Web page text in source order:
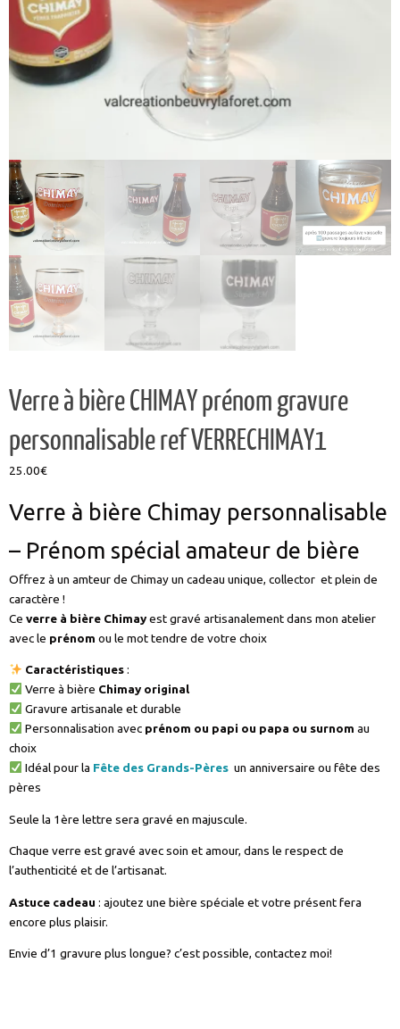
Verre à bière CHIMAY prénom gravure
personnalisable ref VERRECHIMAY1
25.00€
Verre à bière Chimay personnalisable
– Prénom spécial amateur de bière
Offrez à un amteur de Chimay un cadeau unique, collector et plein de
caractère !
Ce verre à bière Chimayest gravé artisanalement dans mon atelier
avec le prénom ou le mot tendre de votre choix
Caractéristiques:
Verre à bière Chimay original
Gravure artisanale et durable
Personnalisation avec prénom ou papi ou papa ou surnom au
choix
Idéal pour la Fête des Grands-Pères un anniversaire ou fête des
pères
Seule la 1ère lettre sera gravé en majuscule.
Chaque verre est gravé avec soin et amour, dans le respect de
l’authenticité et de l’artisanat.
Astuce cadeau : ajoutez une bière spéciale et votre présent fera
encore plus plaisir.
Envie d’1 gravure plus longue? c’est possible, contactez moi!